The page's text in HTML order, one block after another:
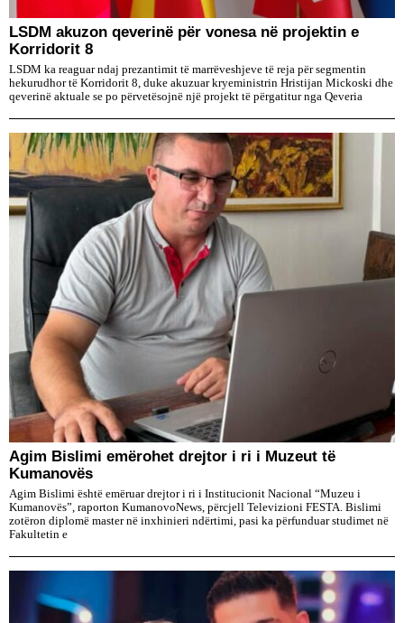
LSDM akuzon qeverinë për vonesa në projektin e
Korridorit 8
LSDM ka reaguar ndaj prezantimit të marrëveshjeve të reja për segmentin
hekurudhor të Korridorit 8, duke akuzuar kryeministrin Hristijan Mickoski dhe
qeverinë aktuale se po përvetësojnë një projekt të përgatitur nga Qeveria
Agim Bislimi emërohet drejtor i ri i Muzeut të
Kumanovës
Agim Bislimi është emëruar drejtor i ri i Institucionit Nacional “Muzeu i
Kumanovës”, raporton KumanovoNews, përcjell Televizioni FESTA. Bislimi
zotëron diplomë master në inxhinieri ndërtimi, pasi ka përfunduar studimet në
Fakultetin e